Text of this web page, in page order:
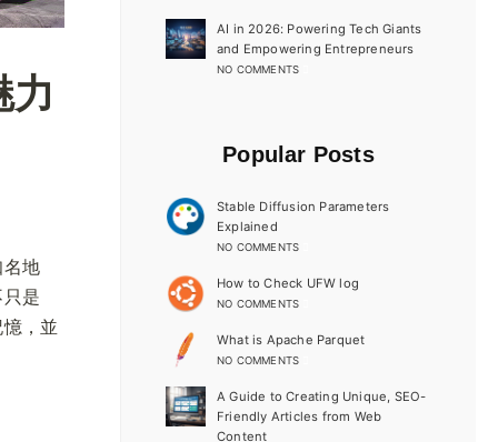
力
地
是
，並
AI in 2026: Powering Tech Giants
and Empowering Entrepreneurs
NO COMMENTS
Popular Posts
Stable Diffusion Parameters
Explained
NO COMMENTS
How to Check UFW log
NO COMMENTS
What is Apache Parquet
NO COMMENTS
A Guide to Creating Unique, SEO-
Friendly Articles from Web
Content